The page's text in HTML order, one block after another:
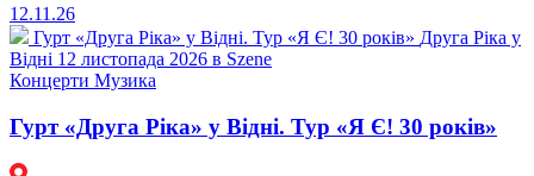
12.11.26
Гурт «Друга Ріка» у Відні. Тур «Я Є! 30 років» Друга Ріка у
Відні 12 листопада 2026 в Szene
Концерти Музика
Гурт «Друга Ріка» у Відні. Тур «Я Є! 30 років»